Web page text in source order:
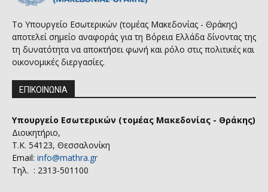
Το Υπουργείο Εσωτερικών (τομέας Μακεδονίας - Θράκης)
αποτελεί σημείο αναφοράς για τη Βόρεια Ελλάδα δίνοντας της
τη δυνατότητα να αποκτήσει φωνή και ρόλο στις πολιτικές και
οικονομικές διεργασίες.
ΕΠΙΚΟΙΝΩΝΙΑ
Υπουργείο Εσωτερικών (τομέας Μακεδονίας - Θράκης)
Διοικητήριο,
Τ.Κ. 54123, Θεσσαλονίκη
Email: info@mathra.gr
Τηλ. : 2313-501100